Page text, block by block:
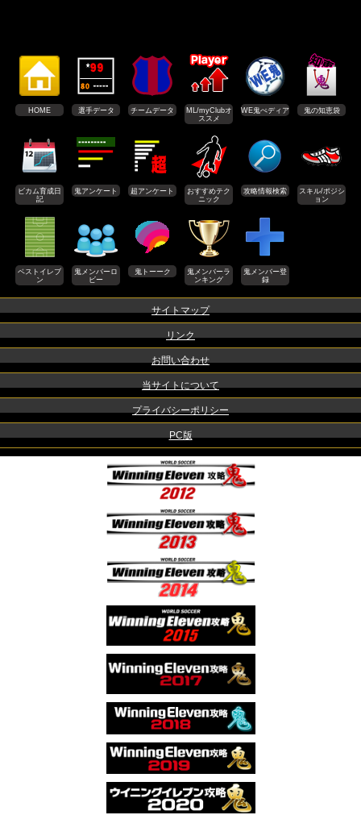
HOME 選手データ チームデータ
ML/myClubオ
ススメ
WE鬼ぺディア 鬼の知恵袋
ビカム育成日
記
鬼アンケート 超アンケート
おすすめテク
ニック
攻略情報検索
スキル/ポジシ
ョン
ベストイレブ
ン
鬼メンバーロ
ビー
鬼トーーク
鬼メンバーラ
ンキング
鬼メンバー登
録
サイトマップ
リンク
お問い合わせ
当サイトについて
プライバシーポリシー
PC版